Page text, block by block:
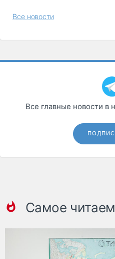
Все новости
Все главные новости в
Самое